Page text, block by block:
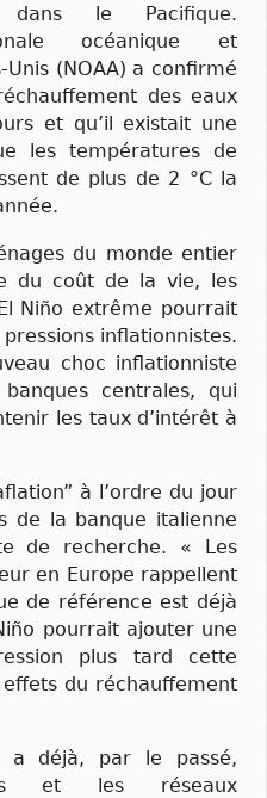
le Pacifique.
océanique et
(NOAA) a confirmé
des eaux
et qu’il existait une
les températures de
de plus de 2 °C la
du monde entier
du coût de la vie, les
Niño extrême pourrait
inflationnistes.
choc inflationniste
centrales, qui
les taux d’intérêt à
à l’ordre du jour
de la banque italienne
de recherche. « Les
en Europe rappellent
de référence est déjà
pourrait ajouter une
plus tard cette
du réchauffement
a déjà, par le passé,
et les réseaux